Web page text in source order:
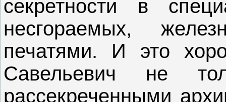
секретности в
несгораемых,
печатями. И это
Савельевич не
рассекреченными